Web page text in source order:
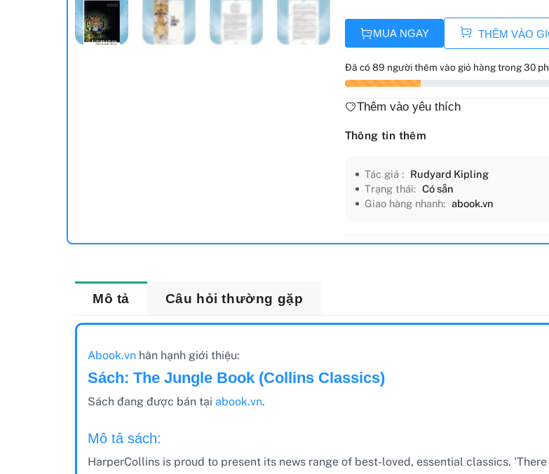
MUA NGAY THÊM VÀO
Đã có 89 người thêm vào giỏ hàng trong 30
Thêm vào yêu thích
Thông tin thêm
Tác giả : Rudyard Kipling
Trạng thái: Có sẵn
Giao hàng nhanh: abook.vn
Mô tả Câu hỏi thường gặp
Abook.vnhân hạnh giới thiệu:
Sách: The Jungle Book (Collins Classics)
Sách đang được bán tại abook.vn.
Mô tả sách:
HarperCollins is proud to present its news range of best-loved, essential classics.